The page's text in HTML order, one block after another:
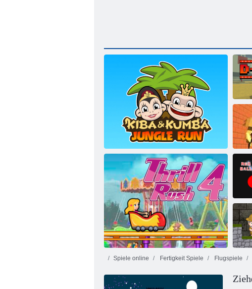
Kiba und Kumba: Dschungellauf
Spiele online Fertigkeit Spiele Flugspiele